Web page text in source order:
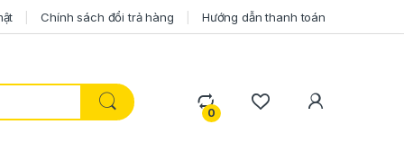
Chính sách đổi trả hàng Hướng dẫn thanh toán
0